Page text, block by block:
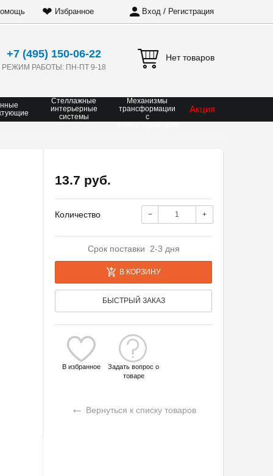
❤ Избранное Вход / Регистрация
+7 (495) 150-06-22
РЕЖИМ РАБОТЫ: ПН-ПТ 9-18
Нет товаров
Стеллажные
интерьерные
системы
Механизмы
трансформации
с
Акция
13.7 руб.
Количество − +
Срок поставки 2-3 дня
В КОРЗИНУ
БЫСТРЫЙ ЗАКАЗ
В избранное
Задать вопрос о
товаре
← Вернуться к списку товаров